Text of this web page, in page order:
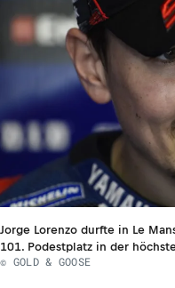
Jorge Lorenzo durfte in Le
101. Podestplatz in der
© GOLD & GOOSE